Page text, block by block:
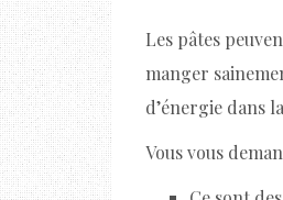
Les pâtes
manger
d’énergie dans
Vous vous